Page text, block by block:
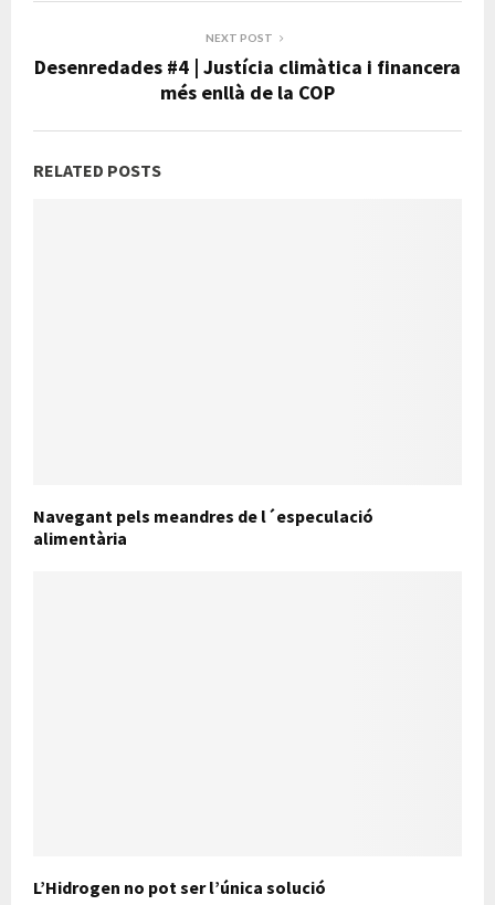
NEXT POST
Desenredades #4 | Justícia climàtica i financera
més enllà de la COP
RELATED POSTS
Navegant pels meandres de l´especulació
alimentària
L’Hidrogen no pot ser l’única solució